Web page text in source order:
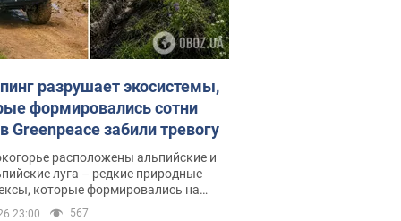
разрушает экосистемы,
формировались сотни
Greenpeace забили тревогу
расположены альпийские и
луга – редкие природные
которые формировались на
сотен лет
23:00 567